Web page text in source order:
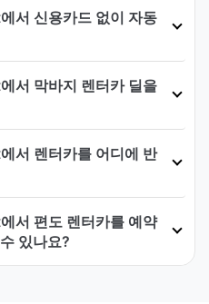
서 신용카드 없이 자동
서 막바지 렌터카 딜을
서 렌터카를 어디에 반
서 편도 렌터카를 예약
있나요?